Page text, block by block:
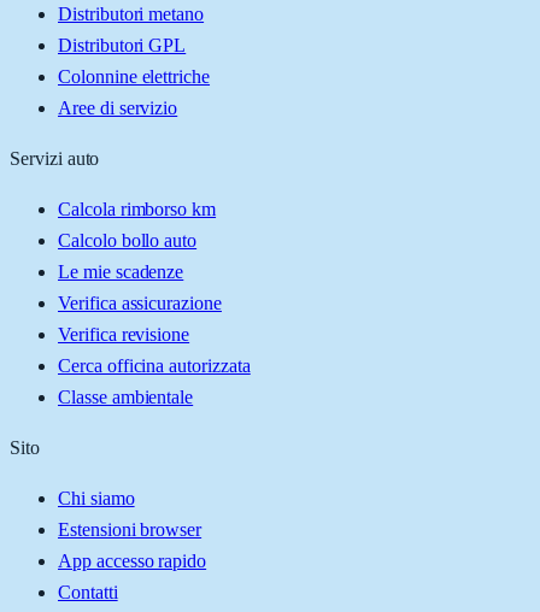
Distributori metano
Distributori GPL
Colonnine elettriche
Aree di servizio
Servizi auto
Calcola rimborso km
Calcolo bollo auto
Le mie scadenze
Verifica assicurazione
Verifica revisione
Cerca officina autorizzata
Classe ambientale
Sito
Chi siamo
Estensioni browser
App accesso rapido
Contatti